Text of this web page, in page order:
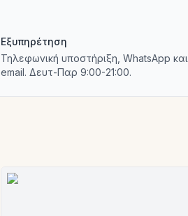
Εξυπηρέτηση
Τηλεφωνική υποστήριξη, WhatsApp και
email. Δευτ-Παρ 9:00-21:00.